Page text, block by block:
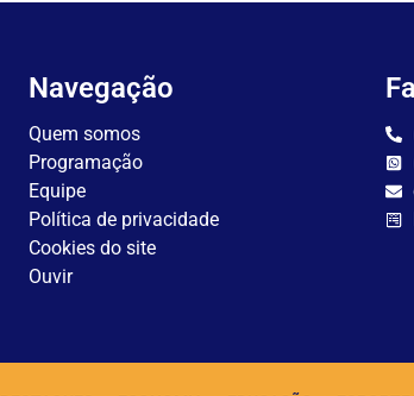
Navegação
Quem somos
Programação
Equipe
Política de privacidade
Cookies do site
Ouvir